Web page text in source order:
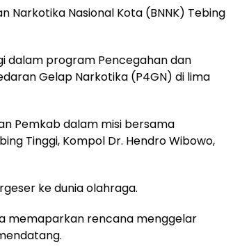
Narkotika Nasional Kota (BNNK) Tebing
dalam program Pencegahan dan
Gelap Narkotika (P4GN) di lima
Pemkab dalam misi bersama
Tinggi, Kompol Dr. Hendro Wibowo,
ke dunia olahraga.
memaparkan rencana menggelar